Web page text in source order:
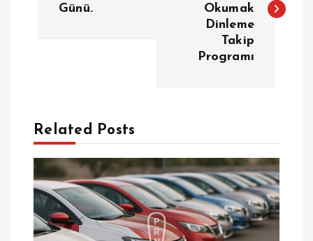
e
z
n
Günü.
Okumak
Dinleme
Takip
Programı
Related Posts